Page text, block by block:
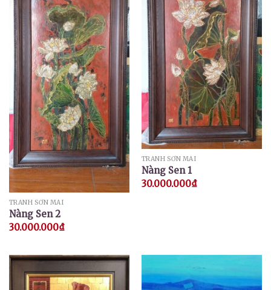
TRANH SƠN MÀI
Nàng Sen 2
30.000.000₫
TRANH SƠN MÀI
Nàng Sen 1
30.000.000₫